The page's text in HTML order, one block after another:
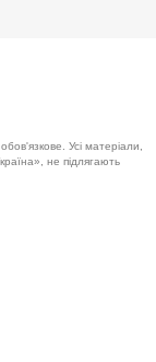
Усі матеріали,
не підлягають